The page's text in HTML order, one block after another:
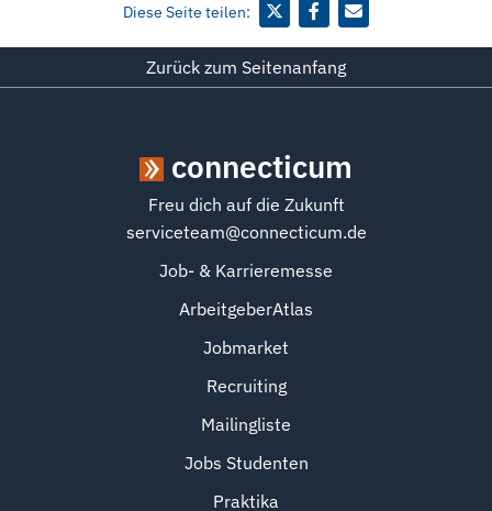
Diese Seite teilen:
Zurück zum Seitenanfang
connecticum
Freu dich auf die Zukunft
serviceteam@connecticum.de
Job- & Karrieremesse
ArbeitgeberAtlas
Jobmarket
Recruiting
Mailingliste
Jobs Studenten
Praktika